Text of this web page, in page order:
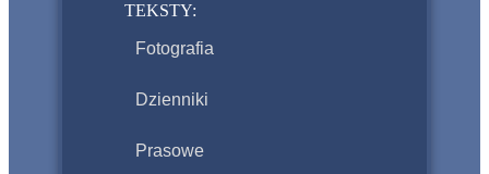
TEKSTY:
Fotografia
Dzienniki
Prasowe